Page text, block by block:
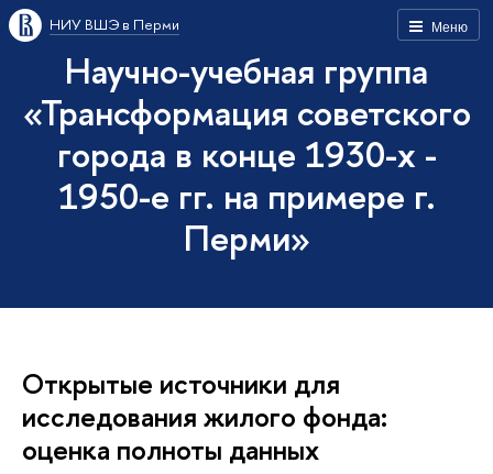
Меню
НИУ ВШЭ в Перми
Научно-учебная группа
«Трансформация советского
города в конце 1930-х -
1950-е гг. на примере г.
Перми»
Открытые источники для
исследования жилого фонда:
оценка полноты данных